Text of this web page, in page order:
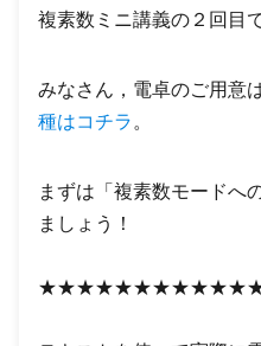
複素数ミニ講義の２回目で
みなさん，電卓のご用意
種はコチラ 。
まずは「複素数モードへ
ましょう！